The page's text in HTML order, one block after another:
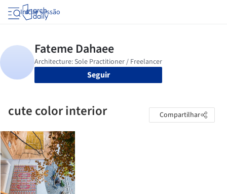
Iniciar sessão
Seguir
cute color interior Compartilhar